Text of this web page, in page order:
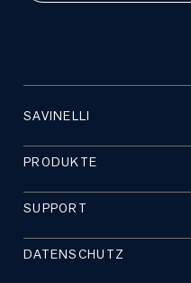
SAVINELLI
PRODUKTE
SUPPORT
DATENSCHUTZ